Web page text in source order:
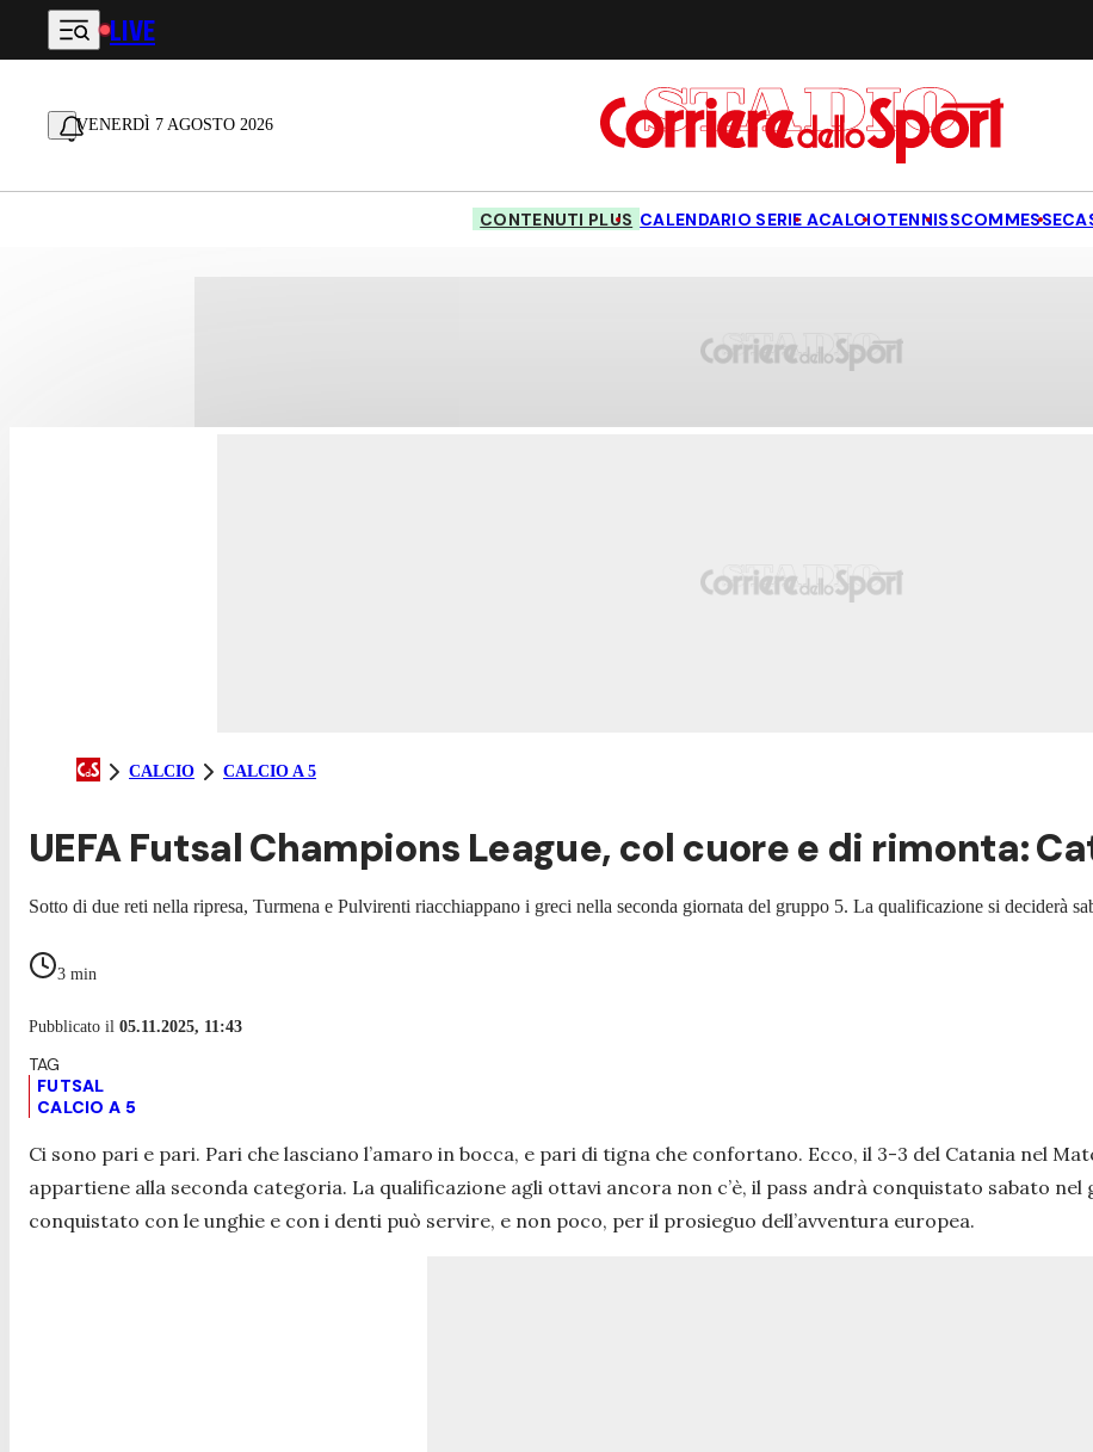
Vai al contenuto principale
LIVE
VENERDÌ 7 AGOSTO 2026
CONTENUTI PLUS CALENDARIO SERIE ACALCIOTENNISSCOMMESSE
CALCIO CALCIO A 5
UEFA Futsal Champions League, col cuore e di rimonta:
Sotto di due reti nella ripresa, Turmena e Pulvirenti riacchiappano i greci nella seconda giornata del gruppo 5. La qualificazione si deciderà
3 min
Pubblicato il 05.11.2025, 11:43
FUTSAL
CALCIO A 5
Ci sono pari e pari. Pari che lasciano l’amaro in bocca, e pari di tigna che confortano. Ecco, il 3-3 del Catania nel
appartiene alla seconda categoria. La qualificazione agli ottavi ancora non c’è, il pass andrà conquistato sabato
conquistato con le unghie e con i denti può servire, e non poco, per il prosieguo dell’avventura europea.